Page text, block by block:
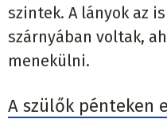
szintek. A lányok az
szárnyában voltak,
menekülni.
A szülők pénteken